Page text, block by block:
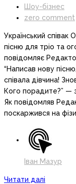
Шоу-бізнес
zero comment
Український
пісню для тріо та
повідомляє
“Написав нову
співала дівчина!
Кого порадите?” —
Як повідомляв
поскаржився на
Іван Мазур
Читати далі